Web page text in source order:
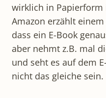
wirklich in Papierform
Amazon erzählt
dass ein E-Book
aber nehmt z.B. mal
und seht es auf dem
nicht das gleiche sein.